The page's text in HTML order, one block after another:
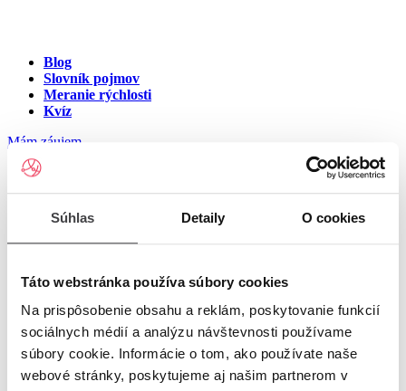
Súhlas Detaily O cookies
Táto webstránka používa súbory cookies
Na prispôsobenie obsahu a reklám, poskytovanie funkcií
sociálnych médií a analýzu návštevnosti používame
súbory cookie. Informácie o tom, ako používate naše
webové stránky, poskytujeme aj našim partnerom v
Blog
Slovník pojmov
Meranie rýchlosti
Kvíz
Mám záujem
Internet v meste Hrabušice
Zadajte ulicu a číslo pre zobrazenie ponuky internetu v meste
Zadajte ulicu a číslopre zobrazenie ponuky internetu v lokalite
Hrabušice
Zoznam ulíc v meste Hrabušice